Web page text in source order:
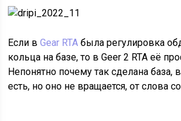
Если вGear RTA была регулировка
кольца на базе, то в Geer 2 RTA её
Непонятно почему так сделана база,
есть, но оно не вращается, от слова